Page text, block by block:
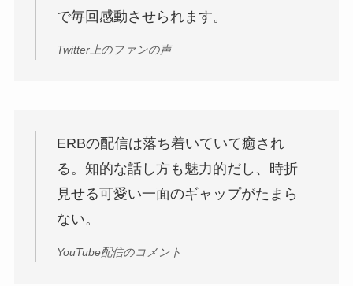
で毎回感動させられます。
Twitter上のファンの声
ERBの配信は落ち着いていて癒され
る。知的な話し方も魅力的だし、時折
見せる可愛い一面のギャップがたまら
ない。
YouTube配信のコメント